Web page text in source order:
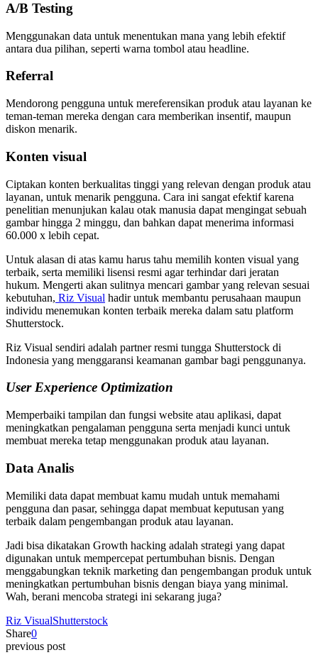
A/B Testing
Menggunakan data untuk menentukan mana yang lebih efektif
antara dua pilihan, seperti warna tombol atau headline.
Referral
Mendorong pengguna untuk mereferensikan produk atau layanan ke
teman-teman mereka dengan cara memberikan insentif, maupun
diskon menarik.
Konten visual
Ciptakan konten berkualitas tinggi yang relevan dengan produk atau
layanan, untuk menarik pengguna. Cara ini sangat efektif karena
penelitian menunjukan kalau otak manusia dapat mengingat sebuah
gambar hingga 2 minggu, dan bahkan dapat menerima informasi
60.000 x lebih cepat.
Untuk alasan di atas kamu harus tahu memilih konten visual yang
terbaik, serta memiliki lisensi resmi agar terhindar dari jeratan
hukum. Mengerti akan sulitnya mencari gambar yang relevan sesuai
kebutuhan, Riz Visual hadir untuk membantu perusahaan maupun
individu menemukan konten terbaik mereka dalam satu platform
Shutterstock.
Riz Visual sendiri adalah partner resmi tungga Shutterstock di
Indonesia yang menggaransi keamanan gambar bagi penggunanya.
User Experience Optimization
Memperbaiki tampilan dan fungsi website atau aplikasi, dapat
meningkatkan pengalaman pengguna serta menjadi kunci untuk
membuat mereka tetap menggunakan produk atau layanan.
Data Analis
Memiliki data dapat membuat kamu mudah untuk memahami
pengguna dan pasar, sehingga dapat membuat keputusan yang
terbaik dalam pengembangan produk atau layanan.
Jadi bisa dikatakan Growth hacking adalah strategi yang dapat
digunakan untuk mempercepat pertumbuhan bisnis. Dengan
menggabungkan teknik marketing dan pengembangan produk untuk
meningkatkan pertumbuhan bisnis dengan biaya yang minimal.
Wah, berani mencoba strategi ini sekarang juga?
Riz VisualShutterstock
Share0
previous post